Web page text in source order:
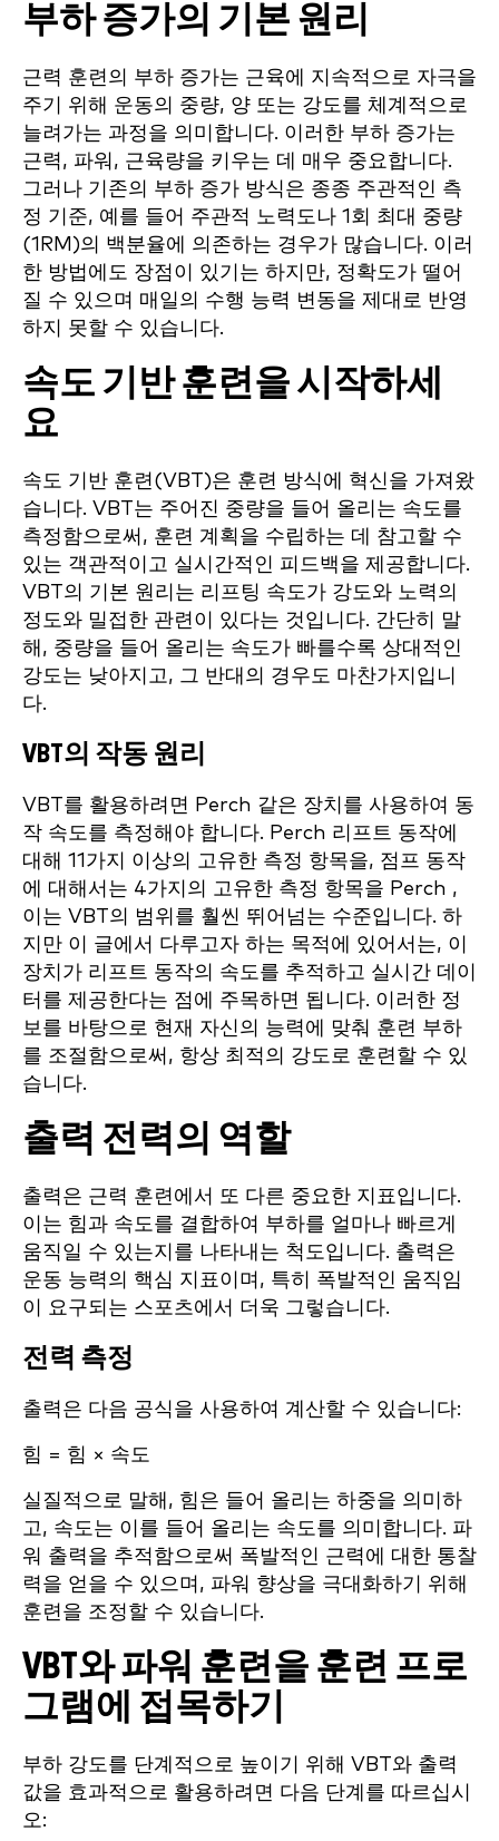
부하 증가의 기본 원리
근력 훈련의 부하 증가는 근육에 지속적으로 자극을
주기 위해 운동의 중량, 양 또는 강도를 체계적으로
늘려가는 과정을 의미합니다. 이러한 부하 증가는
근력, 파워, 근육량을 키우는 데 매우 중요합니다.
그러나 기존의 부하 증가 방식은 종종 주관적인 측
정 기준, 예를 들어 주관적 노력도나 1회 최대 중량
(1RM)의 백분율에 의존하는 경우가 많습니다. 이러
한 방법에도 장점이 있기는 하지만, 정확도가 떨어
질 수 있으며 매일의 수행 능력 변동을 제대로 반영
하지 못할 수 있습니다.
속도 기반 훈련을 시작하세
요
속도 기반 훈련(VBT)은 훈련 방식에 혁신을 가져왔
습니다. VBT는 주어진 중량을 들어 올리는 속도를
측정함으로써, 훈련 계획을 수립하는 데 참고할 수
있는 객관적이고 실시간적인 피드백을 제공합니다.
VBT의 기본 원리는 리프팅 속도가 강도와 노력의
정도와 밀접한 관련이 있다는 것입니다. 간단히 말
해, 중량을 들어 올리는 속도가 빠를수록 상대적인
강도는 낮아지고, 그 반대의 경우도 마찬가지입니
다.
VBT의 작동 원리
VBT를 활용하려면 Perch 같은 장치를 사용하여 동
작 속도를 측정해야 합니다. Perch 리프트 동작에
대해 11가지 이상의 고유한 측정 항목을, 점프 동작
에 대해서는 4가지의 고유한 측정 항목을 Perch ,
이는 VBT의 범위를 훨씬 뛰어넘는 수준입니다. 하
지만 이 글에서 다루고자 하는 목적에 있어서는, 이
장치가 리프트 동작의 속도를 추적하고 실시간 데이
터를 제공한다는 점에 주목하면 됩니다. 이러한 정
보를 바탕으로 현재 자신의 능력에 맞춰 훈련 부하
를 조절함으로써, 항상 최적의 강도로 훈련할 수 있
습니다.
출력 전력의 역할
출력은 근력 훈련에서 또 다른 중요한 지표입니다.
이는 힘과 속도를 결합하여 부하를 얼마나 빠르게
움직일 수 있는지를 나타내는 척도입니다. 출력은
운동 능력의 핵심 지표이며, 특히 폭발적인 움직임
이 요구되는 스포츠에서 더욱 그렇습니다.
전력 측정
출력은 다음 공식을 사용하여 계산할 수 있습니다:
힘 = 힘 × 속도
실질적으로 말해, 힘은 들어 올리는 하중을 의미하
고, 속도는 이를 들어 올리는 속도를 의미합니다. 파
워 출력을 추적함으로써 폭발적인 근력에 대한 통찰
력을 얻을 수 있으며, 파워 향상을 극대화하기 위해
훈련을 조정할 수 있습니다.
VBT와 파워 훈련을 훈련 프로
그램에 접목하기
부하 강도를 단계적으로 높이기 위해 VBT와 출력
값을 효과적으로 활용하려면 다음 단계를 따르십시
오: